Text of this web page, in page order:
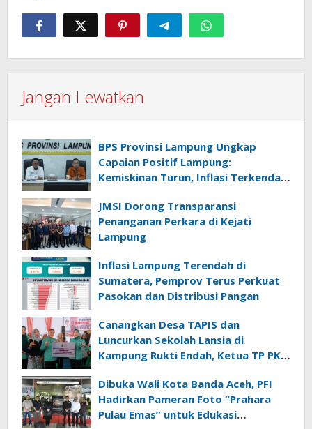
Jangan Lewatkan
BPS Provinsi Lampung Ungkap
Capaian Positif Lampung:
Kemiskinan Turun, Inflasi Terkendali,
JMSI Dorong Transparansi
Penanganan Perkara di Kejati
Lampung
Inflasi Lampung Terendah di
Sumatera, Pemprov Terus Perkuat
Pasokan dan Distribusi Pangan
Canangkan Desa TAPIS dan
Luncurkan Sekolah Lansia di
Kampung Rukti Endah, Ketua TP PKK
SDM Dimulai dari Desa
Dibuka Wali Kota Banda Aceh, PFI
Hadirkan Pameran Foto “Prahara
Pulau Emas” untuk Edukasi